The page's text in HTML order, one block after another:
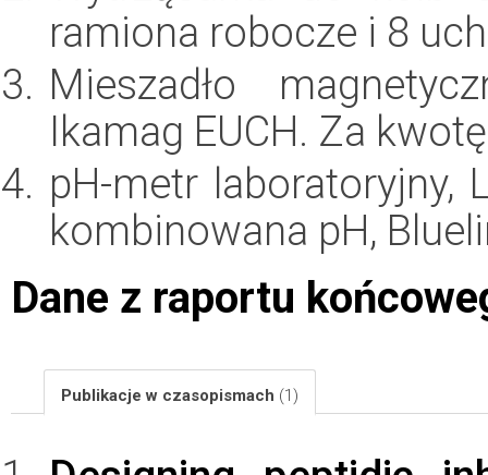
ramiona robocze i 8
Mieszadło
Ikamag EUCH. Za
pH-metr laboratoryjny,
kombinowana pH,
Dane z raportu
Publikacje w czasopismach (1)